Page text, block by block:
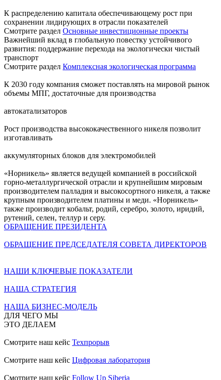
К распределению капитала обеспечивающему рост при
сохранении лидирующих в отрасли показателей
Смотрите раздел Основные инвестиционные проекты
Важнейший вклад в глобальную повестку устойчивого
развития: поддержание перехода на экологически чистый
транспорт
Смотрите раздел Комплексная экологическая программа
К 2030 году компания сможет поставлять на мировой рынок
объемы МПГ, достаточные для производства
автокатализаторов
Рост производства высококачественного никеля позволит
изготавливать
аккумуляторных блоков для электромобилей
«Норникель» является ведущей компанией в российской
горно-металлургической отрасли и крупнейшим мировым
производителем палладия и высокосортного никеля, а также
крупным производителем платины и меди. «Норникель»
также производит кобальт, родий, серебро, золото, иридий,
рутений, селен, теллур и серу.
ОБРАЩЕНИЕ ПРЕЗИДЕНТА
ОБРАЩЕНИЕ ПРЕДСЕДАТЕЛЯ СОВЕТА ДИРЕКТОРОВ
НАШИ КЛЮЧЕВЫЕ ПОКАЗАТЕЛИ
НАША СТРАТЕГИЯ
НАША БИЗНЕС-МОДЕЛЬ
ДЛЯ ЧЕГО МЫ
ЭТО ДЕЛАЕМ
Смотрите наш кейс Техпрорыв
Смотрите наш кейс Цифровая лаборатория
Смотрите наш кейс Follow Up Siberia